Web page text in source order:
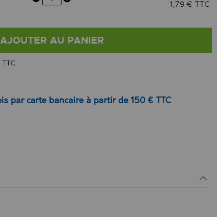
1,79 € TTC
AJOUTER AU PANIER
par carte bancaire à partir de 150 € TTC